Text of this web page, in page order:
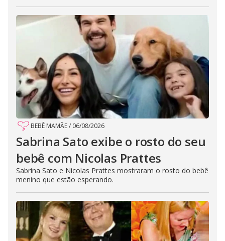
BEBÊ MAMÃE/ 06/08/2026
Sabrina Sato exibe o rosto do seu
bebê com Nicolas Prattes
Sabrina Sato e Nicolas Prattes mostraram o rosto do bebê
menino que estão esperando.